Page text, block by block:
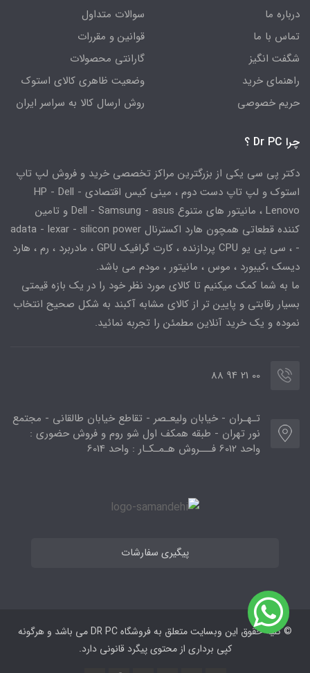
درباره ما
تماس با ما
شگفت انگیز
راهنمای خرید
حریم خصوصی
سوالات متداول
قوانین و مقررات
گارانتی محصولات
وضعیت ظاهری کالای استوک
روش ارسال کالا به سراسر ایران
چرا Dr PC ؟
دکتر پی سی یکی از بزرگترین مراکز تخصصی خرید و فروش لپ تاپ
استوک و لپ تاپ دست دوم ، مینی کیس اقتصادی HP - Dell -
Lenovo ، مانیتور های متنوع Dell - Samsung - asus و تامین
کننده قطعاتی همچون هارد اکسترنال adata - lexar - silicon power
- ، سی پی یو CPU پردازنده ، کارت گرافیک GPU ، مادربرد ، رم ، هارد
دیسک ،کیبورد ، موس ، مانیتور ، مودم می باشد.
ما به شما کمک میکنیم تا کالای مورد نظر خود را در یک بازه قیمتی
بسیار رقابتی و پایین تر از کالای مشابه آکبند به شکل صحیح انتخاب
نموده و یک خرید آنلاین مطمئن را تجربه نمائید.
00 21 94 88
تـهـران - خیابان ولیعـصر - تقاطع خیابان طالقانی - مجتمع
نور تهران - طبقه همکف اول شو روم و فروش حضوری :
واحد 6012 فـــروش هـمـکـار : واحد 6014
پیگیری سفارشات
© کلیه حقوق این وبسایت متعلق به فروشگاه DR PC می ‌باشد و هرگونه
کپی برداری از محتوی پیگرد قانونی دارد.